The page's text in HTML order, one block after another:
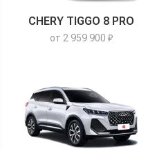
CHERY TIGGO 8 PRO
от 2 959 900 ₽